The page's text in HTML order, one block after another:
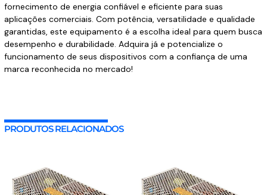
fornecimento de energia confiável e eficiente para suas
aplicações comerciais. Com potência, versatilidade e qualidade
garantidas, este equipamento é a escolha ideal para quem busca
desempenho e durabilidade. Adquira já e potencialize o
funcionamento de seus dispositivos com a confiança de uma
marca reconhecida no mercado!
PRODUTOS RELACIONADOS